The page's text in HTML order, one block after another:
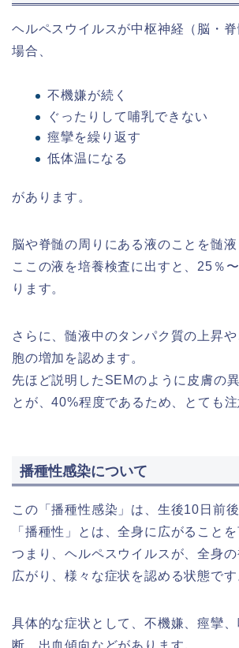
ヘルペスウイルスが中枢神経（脳・
場合、
不機嫌が続く
ぐったりして哺乳できない
痙攣を繰り返す
低体温になる
があります。
脳や脊髄の周りにある液のことを髄液
ここの液を培養検査に出すと、25％
ります。
さらに、髄液中のタンパク質の上昇
胞の増加を認めます。
先ほど説明したSEMのように皮膚の
とが、40%程度であるため、とても注
播種性感染について
この「播種性感染」は、生後10日前後
「播種性」とは、全身に広がることを
つまり、ヘルペスウイルスが、全身の
広がり、様々な症状を認める状態です
具体的な症状として、不機嫌、痙攣